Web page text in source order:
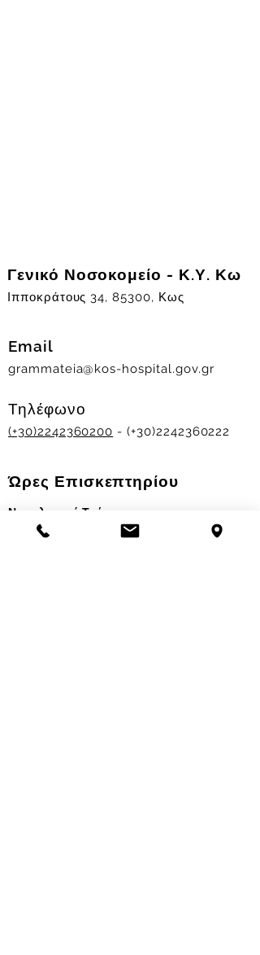
Γενικό Νοσοκομείο - Κ.Υ. Κω
Ιπποκράτους 34, 85300, Κως
Email
grammateia@kos-hospital.gov.gr
Τηλέφωνο
(+30)2242360200 - (+30)2242360222
Ώρες Επισκεπτηρίου
Νοσηλευτικά Τμήματα
Χειμερινό ωράριο: 11.00-13.00
17.30-19.30